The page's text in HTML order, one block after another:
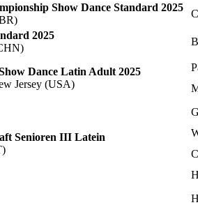
Show Dance Standard 2025
2025
Dance Latin Adult 2025
Jersey (USA)
Senioren III Latein